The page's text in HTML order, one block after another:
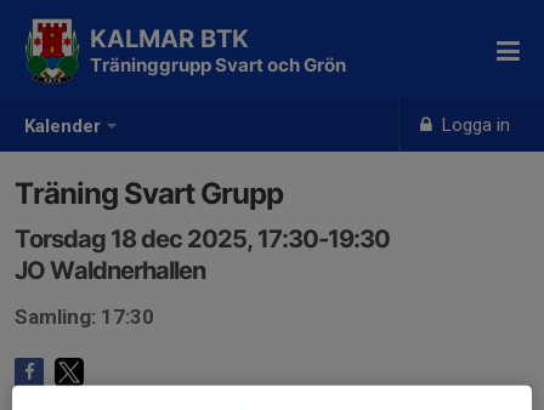
Kalender Logga in
KALMAR BTK
Träninggrupp Svart och Grön
Träning Svart Grupp
Torsdag 18 dec 2025, 17:30-19:30
JO Waldnerhallen
Samling: 17:30